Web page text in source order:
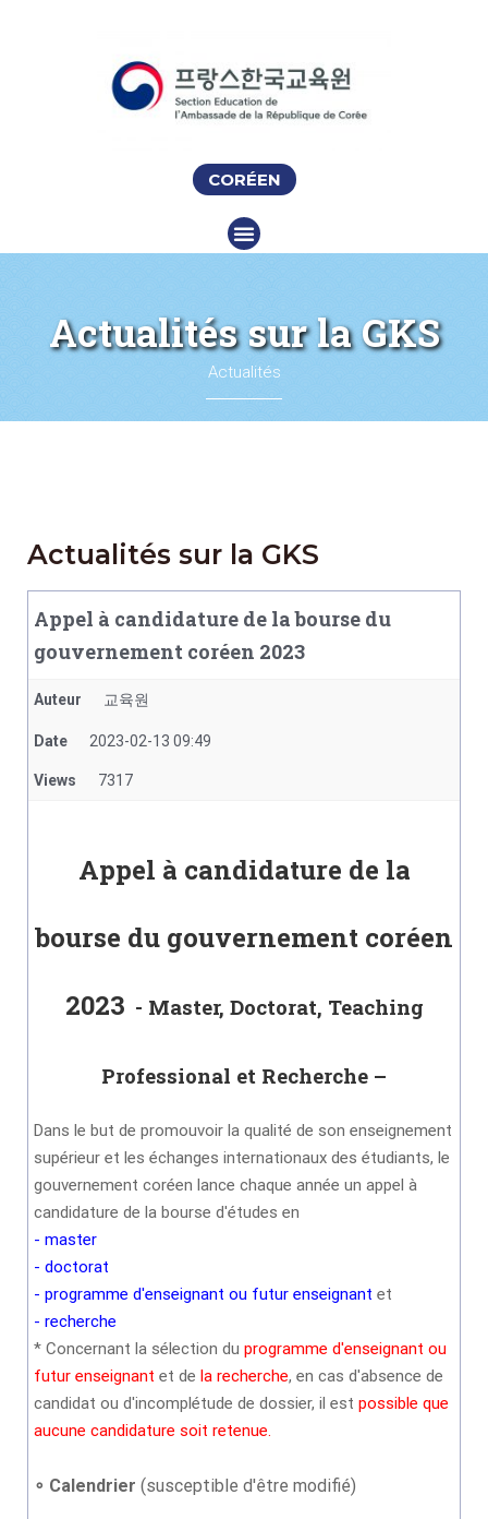
CORÉEN
Actualités sur la GKS
Actualités
Actualités sur la GKS
Appel à candidature de la bourse du
gouvernement coréen 2023
Auteur 교육원
Date 2023-02-13 09:49
Views 7317
Appel à candidature de la
bourse du gouvernement coréen
2023 - Master, Doctorat, Teaching
Professional et Recherche –
Dans le but de promouvoir la qualité de son enseignement
supérieur et les échanges internationaux des étudiants, le
gouvernement coréen lance chaque année un appel à
candidature de la bourse d'études en
- master
- doctorat
- programme d'enseignant ou futur enseignant et
- recherche
* Concernant la sélection du programme d'enseignant ou
futur enseignant et de la recherche, en cas d'absence de
candidat ou d'incomplétude de dossier, il est possible que
aucune candidature soit retenue.
∘ Calendrier (susceptible d'être modifié)